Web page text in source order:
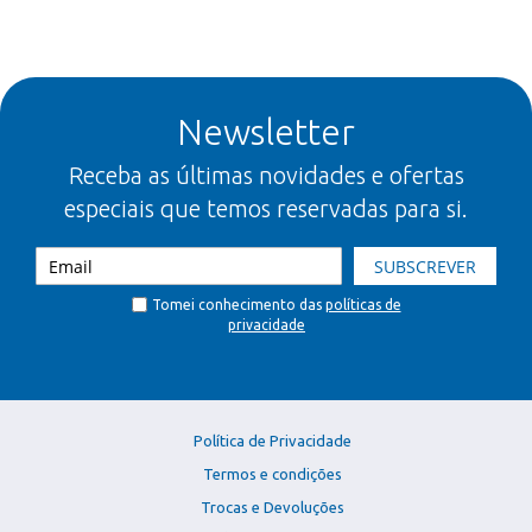
Newsletter
Receba as últimas novidades e ofertas
especiais que temos reservadas para si.
SUBSCREVER
Tomei conhecimento das políticas de
privacidade
Política de Privacidade
Termos e condições
Trocas e Devoluções